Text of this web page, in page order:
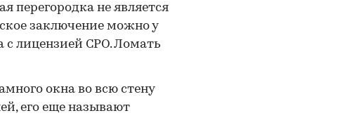
перегородка не является
заключение можно у
лицензией СРО. Ломать
окна во всю стену
его еще называют